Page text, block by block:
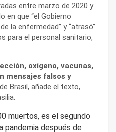
entre marzo de 2020 y
en que “el Gobierno
la enfermedad” y “atrasó”
para el personal sanitario,
oxígeno, vacunas,
mensajes falsos y
Brasil, añade el texto,
muertos, es el segundo
pandemia después de